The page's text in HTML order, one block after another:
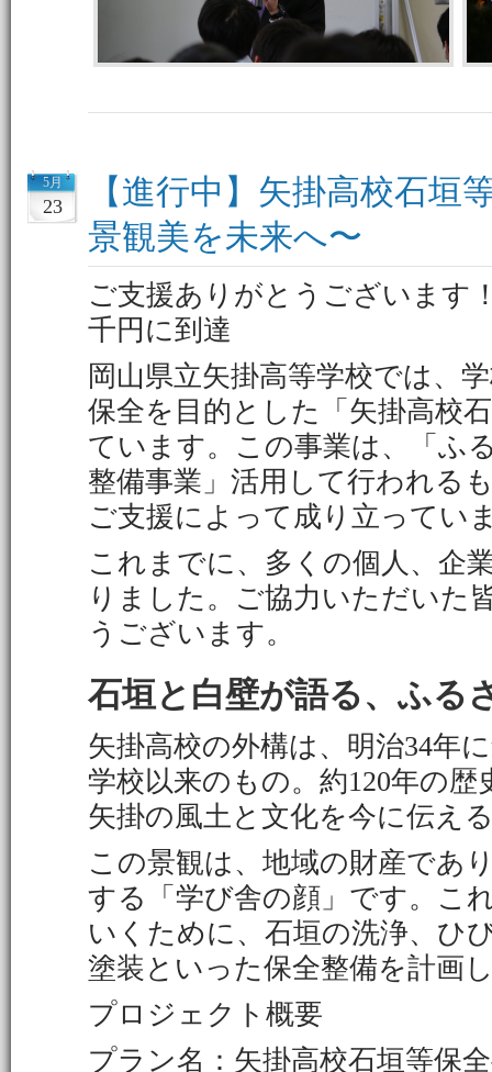
5月
23
【進行中】矢掛高校石垣
景観美を未来へ〜
ご支援ありがとうございます
千円に到達
岡山県立矢掛高等学校では、
保全を目的とした「矢掛高校
ています。この事業は、「ふ
整備事業」活用して行われる
ご支援によって成り立ってい
これまでに、多くの個人、企
りました。ご協力いただいた
うございます。
石垣と白壁が語る、ふる
矢掛高校の外構は、明治34年
学校以来のもの。約120年の
矢掛の風土と文化を今に伝え
この景観は、地域の財産であ
する「学び舎の顔」です。こ
いくために、石垣の洗浄、ひ
塗装といった保全整備を計画
プロジェクト概要
プラン名：矢掛高校石垣等保